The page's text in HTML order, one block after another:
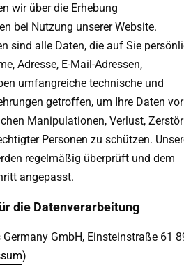
wir über die Erhebung
bei Nutzung unserer Website.
sind alle Daten, die auf Sie
Adresse, E-Mail-Adressen,
umfangreiche technische und
getroffen, um Ihre Daten vor
Manipulationen, Verlust,
Personen zu schützen.
regelmäßig überprüft und dem
angepasst.
die Datenverarbeitung
GmbH, Einsteinstraße 61
)